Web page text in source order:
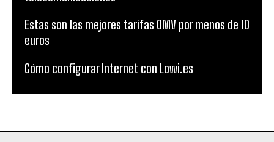
Estas son las mejores tarifas OMV por menos de 10
euros
Cómo configurar Internet con Lowi.es